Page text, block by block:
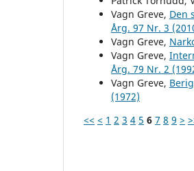
Vagn Greve, Den
Årg. 97 Nr. 3
Vagn Greve,
Vagn Greve,
Årg. 79 Nr. 2
Vagn Greve,
(1972)
<< < 1 2 3 4 5 6 7 8 9 >